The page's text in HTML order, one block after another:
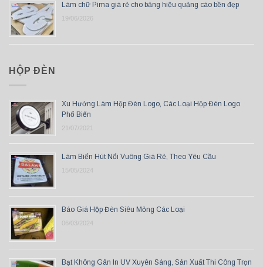
Làm chữ Pima giá rẻ cho bảng hiệu quảng cáo bền đẹp
19/06/2026
HỘP ĐÈN
Xu Hướng Làm Hộp Đèn Logo, Các Loại Hộp Đèn Logo
Phổ Biến
21/07/2021
Làm Biển Hút Nổi Vuông Giá Rẻ, Theo Yêu Cầu
15/05/2024
Báo Giá Hộp Đèn Siêu Mỏng Các Loại
06/03/2024
Bạt Không Gân In UV Xuyên Sáng, Sản Xuất Thi Công Trọn